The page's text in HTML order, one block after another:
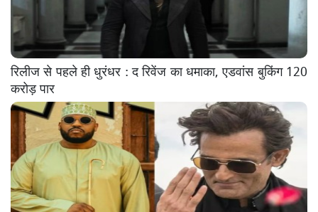
रिलीज से पहले ही धुरंधर : द रिवेंज का धमाका, एडवांस बुकिंग 120
करोड़ पार